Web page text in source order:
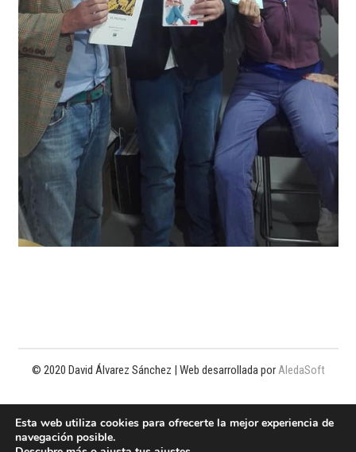
© 2020 David Álvarez Sánchez | Web desarrollada porAledaSoft
Política de privacidad
Esta web utiliza cookies para ofrecerte la mejor experiencia de
navegación posible.